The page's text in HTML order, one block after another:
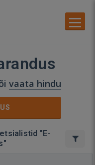
vaata hindu
"E-